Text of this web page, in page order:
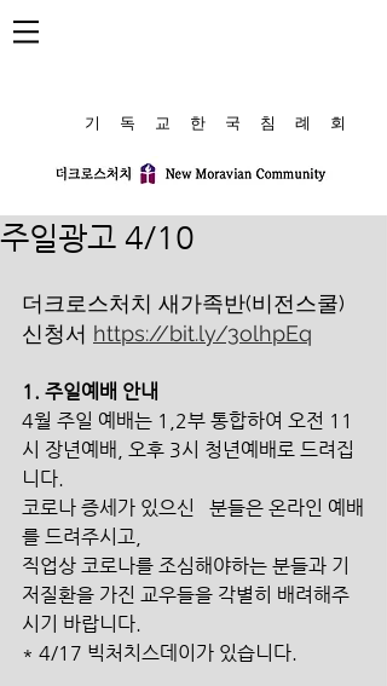
​기 독 교 한 국 침 례 회
주일광고 4/10
더크로스처치 새가족반(비전스쿨)
신청서 https://bit.ly/3olhpEq
1. 주일예배 안내
4월 주일 예배는 1,2부 통합하여 오전 11
시 장년예배, 오후 3시 청년예배로 드려집
니다.
코로나 증세가 있으신   분들은 온라인 예배
를 드려주시고,
직업상 코로나를 조심해야하는 분들과 기
저질환을 가진 교우들을 각별히 배려해주
시기 바랍니다.
* 4/17 빅처치스데이가 있습니다.